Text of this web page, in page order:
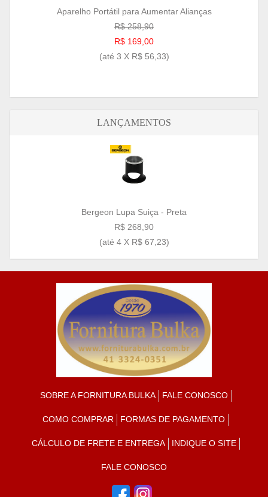
Aparelho Portátil para Aumentar Alianças
R$ 258,90
R$ 169,00
(até 3 X R$ 56,33)
LANÇAMENTOS
Bergeon Lupa Suiça - Preta
R$ 268,90
(até 4 X R$ 67,23)
SOBRE A FORNITURA BULKA FALE CONOSCO
COMO COMPRAR FORMAS DE PAGAMENTO
CÁLCULO DE FRETE E ENTREGA INDIQUE O SITE
FALE CONOSCO